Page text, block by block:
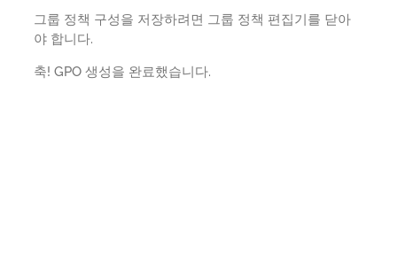
그룹 정책 구성을 저장하려면 그룹 정책 편집기를 닫아
야 합니다.
축! GPO 생성을 완료했습니다.